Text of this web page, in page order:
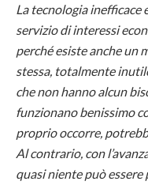
La tecnologia inefficace
servizio di interessi
perché esiste anche un
stessa, totalmente
che non hanno alcun
funzionano benissimo
proprio occorre,
Al contrario, con
quasi niente può essere